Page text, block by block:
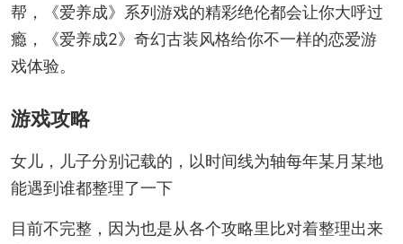
帮，《爱养成》系列游戏的精彩绝伦都会让你大呼过
瘾，《爱养成2》奇幻古装风格给你不一样的恋爱游
戏体验。
游戏攻略
女儿，儿子分别记载的，以时间线为轴每年某月某地
能遇到谁都整理了一下
目前不完整，因为也是从各个攻略里比对着整理出来